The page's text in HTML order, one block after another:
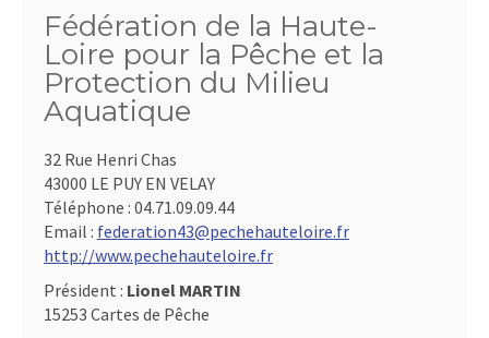
Fédération de la Haute-
Loire pour la Pêche et la
Protection du Milieu
Aquatique
32 Rue Henri Chas
43000 LE PUY EN VELAY
Téléphone : 04.71.09.09.44
Email : federation43@pechehauteloire.fr
http://www.pechehauteloire.fr
Président : Lionel MARTIN
15253 Cartes de Pêche